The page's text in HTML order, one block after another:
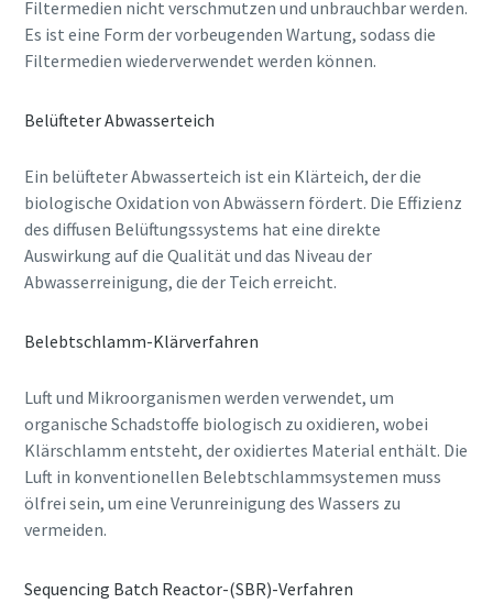
Filtermedien nicht verschmutzen und unbrauchbar werden.
Es ist eine Form der vorbeugenden Wartung, sodass die
Filtermedien wiederverwendet werden können.
Belüfteter Abwasserteich
Ein belüfteter Abwasserteich ist ein Klärteich, der die
biologische Oxidation von Abwässern fördert. Die Effizienz
des diffusen Belüftungssystems hat eine direkte
Auswirkung auf die Qualität und das Niveau der
Abwasserreinigung, die der Teich erreicht.
Belebtschlamm-Klärverfahren
Luft und Mikroorganismen werden verwendet, um
organische Schadstoffe biologisch zu oxidieren, wobei
Klärschlamm entsteht, der oxidiertes Material enthält. Die
Luft in konventionellen Belebtschlammsystemen muss
ölfrei sein, um eine Verunreinigung des Wassers zu
vermeiden.
Sequencing Batch Reactor-(SBR)-Verfahren